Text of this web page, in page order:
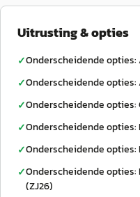
Uitrusting & opties
✓Onderscheidende
✓Onderscheidende
✓Onderscheidende opties:
✓Onderscheidende opties:
✓Onderscheidende
✓Onderscheidende opties:
(ZJ26)